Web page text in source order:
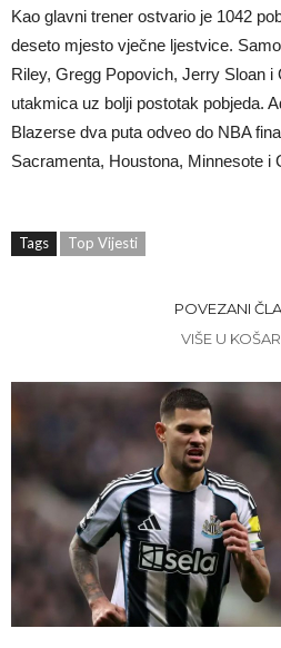
Kao glavni trener ostvario je 1042
deseto mjesto vječne ljestvice.
Riley, Gregg Popovich, Jerry Sloan i
utakmica uz bolji postotak pobjeda.
Blazerse dva puta odveo do NBA
Sacramenta, Houstona, Minnesote i
Tags Top Vijesti
POVEZANI
VIŠE U